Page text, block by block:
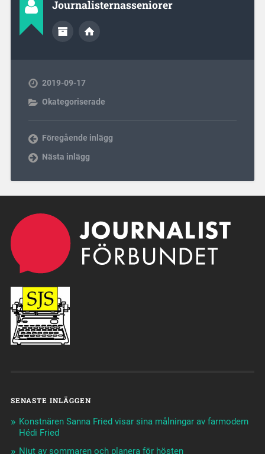
Journalisternasseniorer
2019-09-17
Okategoriserade
Föregående inlägg
Nästa inlägg
SENASTE INLÄGGEN
Konstnären Sanna Fried visar sina målningar av farmodern
Hédi Fried
Njut av sommaren och planera för hösten